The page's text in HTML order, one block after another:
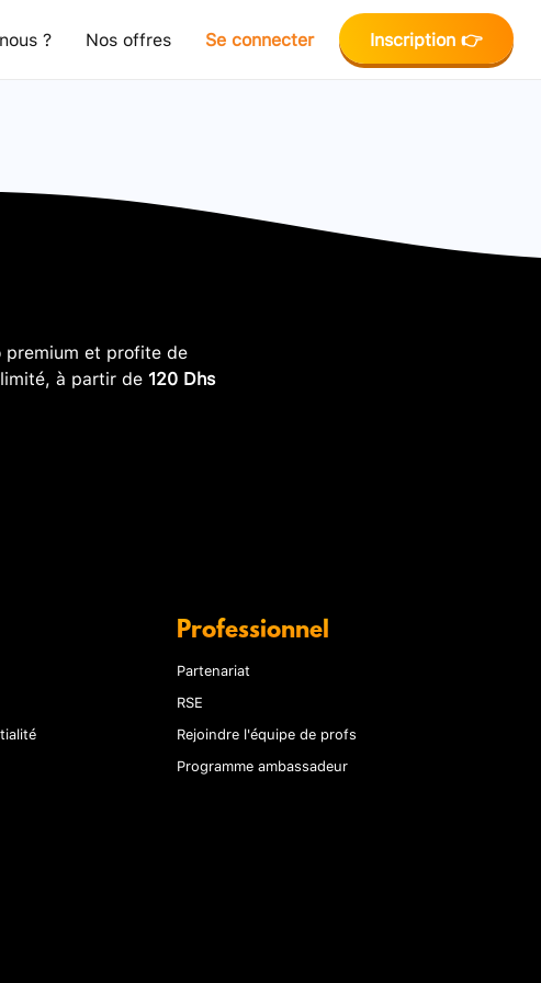
? Nos offres Se connecter Inscription 👉
et profite de
à partir de 120 Dhs
Professionnel
Partenariat
RSE
Rejoindre l'équipe de profs
Programme ambassadeur